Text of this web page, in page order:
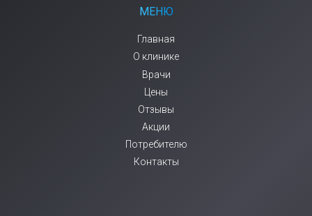
МЕНЮ
Главная
О клинике
Врачи
Цены
Отзывы
Акции
Потребителю
Контакты